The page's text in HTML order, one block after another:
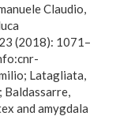
Claudio,
(2018): 1071–
Latagliata,
and amygdala